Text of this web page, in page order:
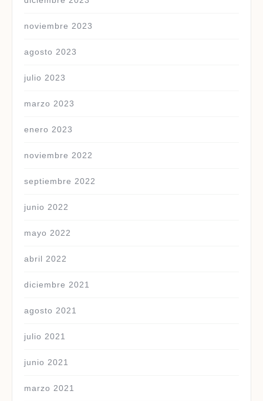
noviembre 2023
agosto 2023
julio 2023
marzo 2023
enero 2023
noviembre 2022
septiembre 2022
junio 2022
mayo 2022
abril 2022
diciembre 2021
agosto 2021
julio 2021
junio 2021
marzo 2021